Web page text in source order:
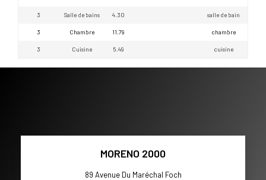
3 Salle de bains 4.30 salle de bain
3 Chambre 11.79 chambre
3 Cuisine 5.49 cuisine
MORENO 2000
89 Avenue Du Maréchal Foch